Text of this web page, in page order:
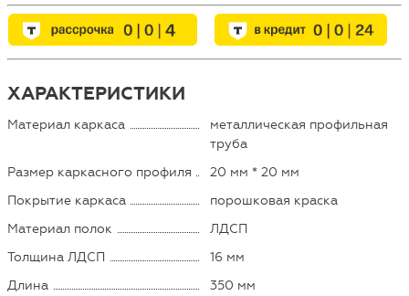
ХАРАКТЕРИСТИКИ
Материал каркаса
металлическая профильная
труба
Размер каркасного профиля
20 мм * 20 мм
Покрытие каркаса
порошковая краска
Материал полок
ЛДСП
Толщина ЛДСП
16 мм
Длина
350 мм